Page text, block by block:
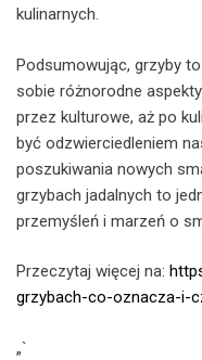
kulinarnych.
Podsumowując, grzyby
sobie różnorodne
przez kulturowe, aż po
być odzwierciedleniem
poszukiwania nowych
grzybach jadalnych to
przemyśleń i marzeń o
Przeczytaj więcej na:
grzybach-co-oznacza-i-
„`